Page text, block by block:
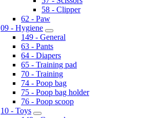
58 - Clipper
62 - Paw
09 - Hygiene
149 - General
63 - Pants
64 - Diapers
65 - Training pad
70 - Training
74 - Poop bag
75 - Poop bag holder
76 - Poop scoop
10 - Toys